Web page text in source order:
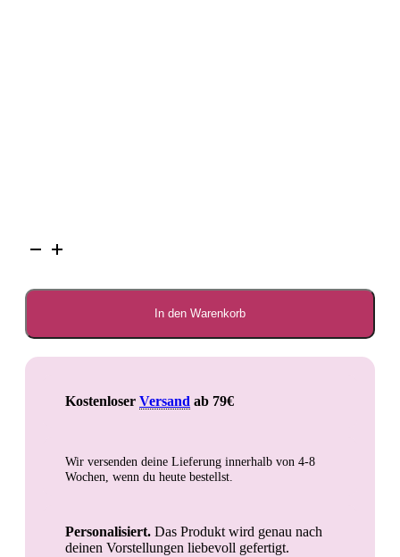
Futterbar
In den Warenkorb
Kostenloser Versand ab 79€
Wir versenden deine Lieferung innerhalb von 4-8
Wochen, wenn du heute bestellst.
Personalisiert. Das Produkt wird genau nach
deinen Vorstellungen liebevoll gefertigt.